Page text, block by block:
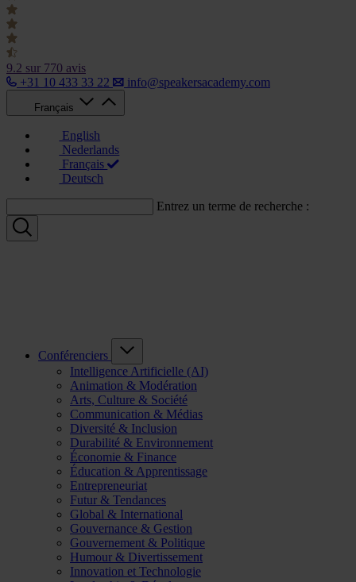
9.2 sur 770 avis
+31 10 433 33 22
info@speakersacademy.com
Français
English
Nederlands
Français
Deutsch
Entrez un terme de recherche :
Conférenciers
Intelligence Artificielle (AI)
Animation & Modération
Arts, Culture & Société
Communication & Médias
Diversité & Inclusion
Durabilité & Environnement
Économie & Finance
Éducation & Apprentissage
Entrepreneuriat
Futur & Tendances
Global & International
Gouvernance & Gestion
Gouvernement & Politique
Humour & Divertissement
Innovation et Technologie